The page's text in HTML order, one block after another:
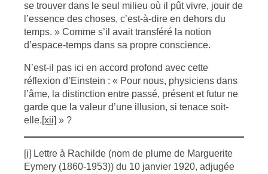
se trouver dans le seul milieu où il pût vivre, jouir de
l’essence des choses, c’est-à-dire en dehors du
temps. » Comme s’il avait transféré la notion
d’espace-temps dans sa propre conscience.
N’est-il pas ici en accord profond avec cette
réflexion d’Einstein : « Pour nous, physiciens dans
l’âme, la distinction entre passé, présent et futur ne
garde que la valeur d’une illusion, si tenace soit-
elle.[xii] » ?
[i] Lettre à Rachilde (nom de plume de Marguerite
Eymery (1860-1953)) du 10 janvier 1920, adjugée